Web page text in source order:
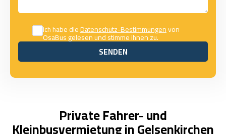
Ich habe dieDatenschutz-Bestimmungenvon
OsaBus gelesen und stimme ihnen zu.
SENDEN
SENDEN
Private Fahrer- und
Kleinbusvermietung in Gelsenkirchen